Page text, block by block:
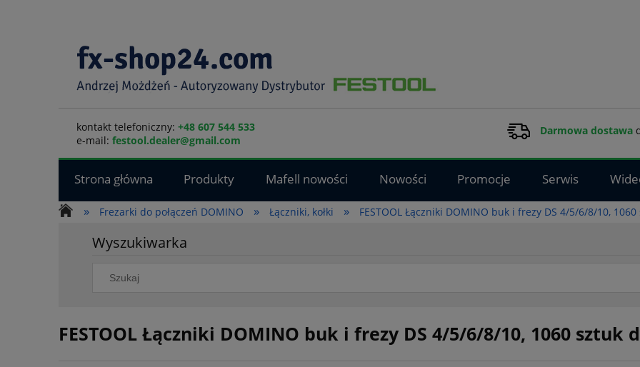
kontakt telefoniczny: +48 607 544 533
e-mail: festool.dealer@gmail.com
Darmowa dostawa
Strona główna Produkty Mafell nowości Nowości Promocje Serwis
»
Frezarki do połączeń DOMINO » Łączniki, kołki » FESTOOL Łączniki DOMINO buk i frezy DS 4/5/6/8/10,
Wyszukiwarka
FESTOOL Łączniki DOMINO buk i frezy DS 4/5/6/8/10, 1060 sztuk